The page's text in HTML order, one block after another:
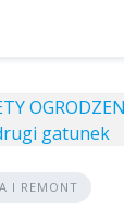
I REMONT